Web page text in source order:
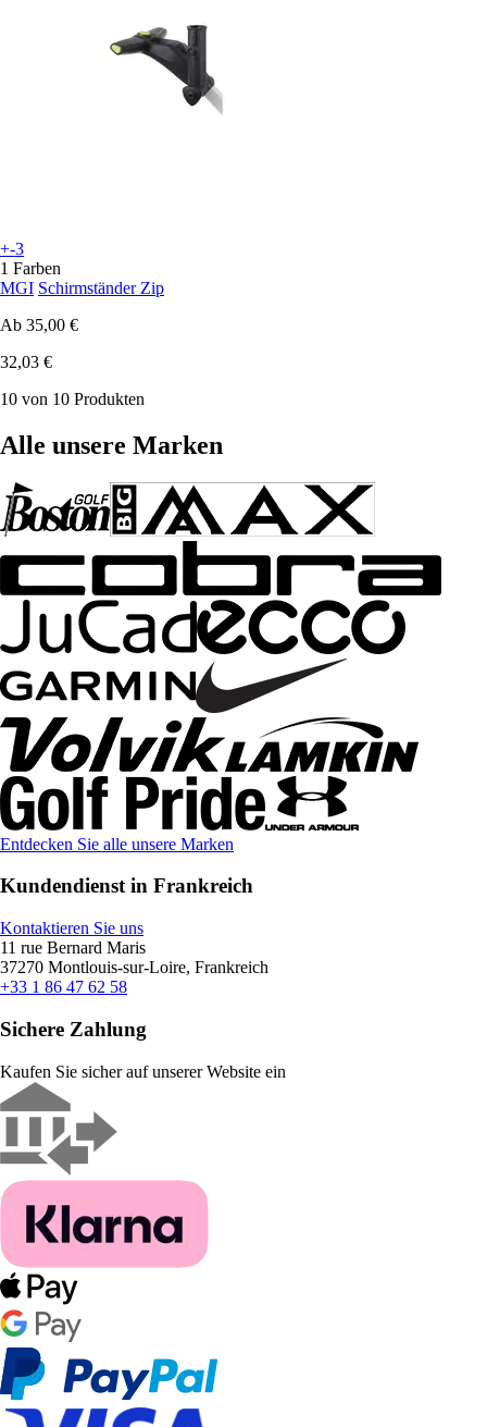
+-3
1 Farben
MGI Schirmständer Zip
Ab 35,00 €
32,03 €
10 von 10 Produkten
Alle unsere Marken
Entdecken Sie alle unsere Marken
Kundendienst in Frankreich
Kontaktieren Sie uns
11 rue Bernard Maris
37270 Montlouis-sur-Loire, Frankreich
+33 1 86 47 62 58
Sichere Zahlung
Kaufen Sie sicher auf unserer Website ein